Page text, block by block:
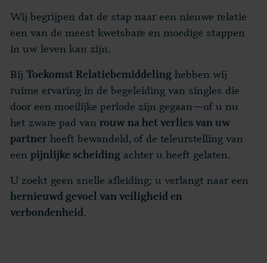
Wij begrijpen dat de stap naar een nieuwe relatie
een van de meest kwetsbare en moedige stappen
in uw leven kan zijn.
Bij Toekomst Relatiebemiddeling hebben wij
ruime ervaring in de begeleiding van singles die
door een moeilijke periode zijn gegaan—of u nu
het zware pad vanrouw na het verlies van uw
partner heeft bewandeld, of de teleurstelling van
eenpijnlijke scheiding achter u heeft gelaten.
U zoekt geen snelle afleiding; u verlangt naar een
hernieuwd gevoel van veiligheid en
verbondenheid.